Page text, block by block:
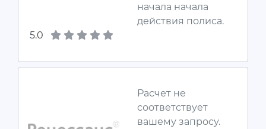
начала начала
действия полиса.
5.0
Расчет не
соответствует
вашему запросу.